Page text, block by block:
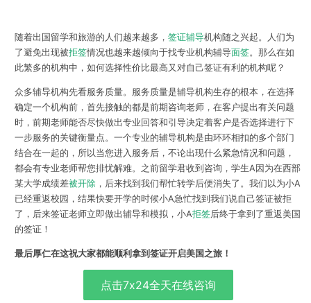
随着出国留学和旅游的人们越来越多， 签证辅导机构随之兴起。人们为
了避免出现被拒签情况也越来越倾向于找专业机构辅导面签。那么在如
此繁多的机构中，如何选择性价比最高又对自己签证有利的机构呢？
众多辅导机构先看服务质量。服务质量是辅导机构生存的根本，在选择
确定一个机构前，首先接触的都是前期咨询老师，在客户提出有关问题
时，前期老师能否尽快做出专业回答和引导决定着客户是否选择进行下
一步服务的关键衡量点。一个专业的辅导机构是由环环相扣的多个部门
结合在一起的，所以当您进入服务后，不论出现什么紧急情况和问题，
都会有专业老师帮您排忧解难。之前留学君收到咨询，学生A因为在西部
某大学成绩差被开除，后来找到我们帮忙转学后便消失了。我们以为小A
已经重返校园，结果快要开学的时候小A急忙找到我们说自己签证被拒
了，后来签证老师立即做出辅导和模拟，小A拒签后终于拿到了重返美国
的签证！
最后厚仁在这祝大家都能顺利拿到签证开启美国之旅！
点击7x24全天在线咨询